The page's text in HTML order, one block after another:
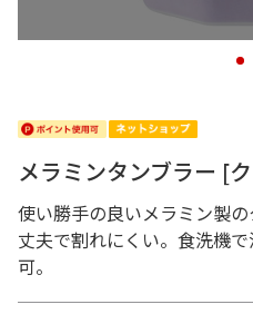
1
メラミンタンブラー [
使い勝手の良いメラミン製の
丈夫で割れにくい。食洗機
可。